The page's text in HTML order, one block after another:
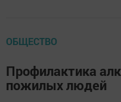
ОБЩЕСТВО
Профилактика
пожилых людей